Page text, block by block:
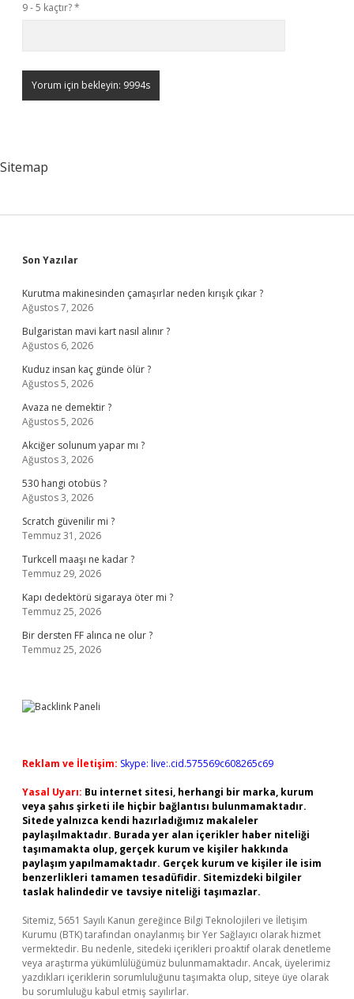
9 - 5 kaçtır?*
Sitemap
Sidebar
Son Yazılar
Kurutma makinesinden çamaşırlar neden kırışık çıkar ?
Ağustos 7, 2026
Bulgaristan mavi kart nasıl alınır ?
Ağustos 6, 2026
Kuduz insan kaç günde ölür ?
Ağustos 5, 2026
Avaza ne demektir ?
Ağustos 5, 2026
Akciğer solunum yapar mı ?
Ağustos 3, 2026
530 hangi otobüs ?
Ağustos 3, 2026
Scratch güvenilir mi ?
Temmuz 31, 2026
Turkcell maaşı ne kadar ?
Temmuz 29, 2026
Kapı dedektörü sigaraya öter mi ?
Temmuz 25, 2026
Bir dersten FF alınca ne olur ?
Temmuz 25, 2026
Reklam ve İletişim: Skype: live:.cid.575569c608265c69
Yasal Uyarı: Bu internet sitesi, herhangi bir marka, kurum
veya şahıs şirketi ile hiçbir bağlantısı bulunmamaktadır.
Sitede yalnızca kendi hazırladığımız makaleler
paylaşılmaktadır. Burada yer alan içerikler haber niteliği
taşımamakta olup, gerçek kurum ve kişiler hakkında
paylaşım yapılmamaktadır. Gerçek kurum ve kişiler ile isim
benzerlikleri tamamen tesadüfidir. Sitemizdeki bilgiler
taslak halindedir ve tavsiye niteliği taşımazlar.
Sitemiz, 5651 Sayılı Kanun gereğince Bilgi Teknolojileri ve İletişim
Kurumu (BTK) tarafından onaylanmış bir Yer Sağlayıcı olarak hizmet
vermektedir. Bu nedenle, sitedeki içerikleri proaktif olarak denetleme
veya araştırma yükümlülüğümüz bulunmamaktadır. Ancak, üyelerimiz
yazdıkları içeriklerin sorumluluğunu taşımakta olup, siteye üye olarak
bu sorumluluğu kabul etmiş sayılırlar.